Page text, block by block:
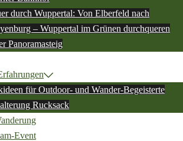
durch Wuppertal: Von Elberfeld nach
– Wuppertal im Grünen durchqueren
Panoramasteig
für Outdoor- und Wander-Begeisterte
Rucksack
Event